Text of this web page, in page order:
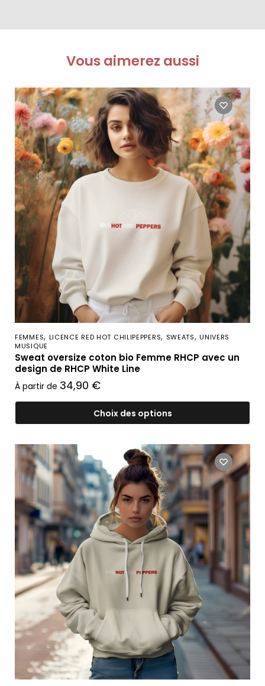
Vous aimerez aussi
FEMMES, LICENCE RED HOT CHILIPEPPERS, SWEATS,UNIVERS
MUSIQUE
Sweat oversize coton bio Femme RHCP avec un
design de RHCP White Line
À partir de 34,90 €
Choix des options